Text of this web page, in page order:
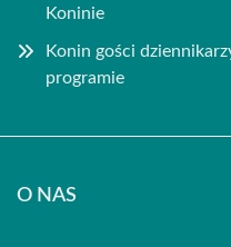
Koninie
Konin gości
programie
O NAS